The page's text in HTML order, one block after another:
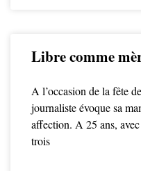
Libre comme
A l’occasion de la fête
journaliste évoque sa
affection. A 25 ans,
trois